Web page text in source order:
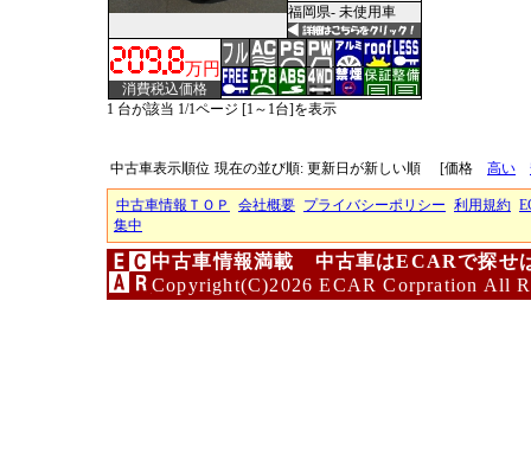
福岡県- 未使用車
万円
消費税込価格
1 台が該当 1/1ページ [1～1台]を表示
中古車表示順位 現在の並び順: 更新日が新しい順 [価格 高い
中古車情報ＴＯＰ 会社概要 プライバシーポリシー 利用規約
集中
中古車情報満載 中古車はECARで探せ
Copyright(C)2026 ECAR Corpration All